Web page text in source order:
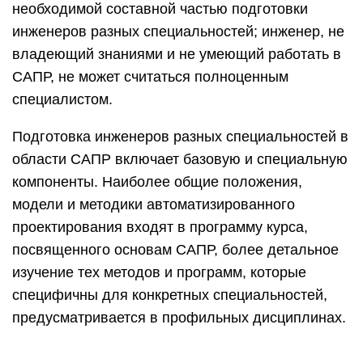
необходимой составной частью подготовки
инженеров разных специальностей; инженер, не
владеющий знаниями и не умеющий работать в
САПР, не может считаться полноценным
специалистом.
Подготовка инженеров разных специальностей в
области САПР включает базовую и специальную
компоненты. Наиболее общие положения,
модели и методики автоматизированного
проектирования входят в программу курса,
посвященного основам САПР, более детальное
изучение тех методов и программ, которые
специфичны для конкретных специальностей,
предусматривается в профильных дисциплинах.